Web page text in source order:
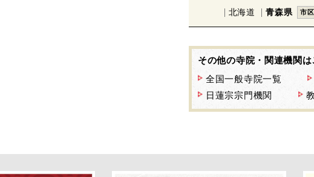
北海道 青森県 市
その他の寺院・関連機関は
全国一般寺院一覧
日蓮宗宗門機関